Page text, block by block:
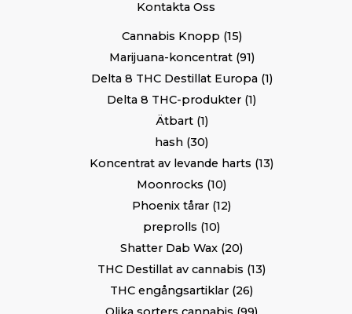
Kontakta Oss
Cannabis Knopp 15
Marijuana-koncentrat 91
Delta 8 THC Destillat Europa 1
Delta 8 THC-produkter 1
Ätbart 1
hash 30
Koncentrat av levande harts 13
Moonrocks 10
Phoenix tårar 12
preprolls 10
Shatter Dab Wax 20
THC Destillat av cannabis 13
THC engångsartiklar 26